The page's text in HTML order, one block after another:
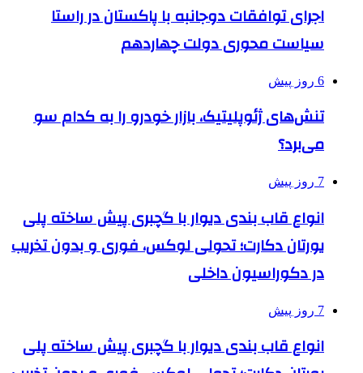
اجرای توافقات دوجانبه با پاکستان در راستا
سیاست محوری دولت چهاردهم
6 روز پیش
تنش‌های ژئوپلیتیک، بازار خودرو را به کدام سو
می‌برد؟
7 روز پیش
انواع قاب بندی دیوار با گچبری پیش ساخته پلی
یورتان دکارت؛ تحولی لوکس، فوری و بدون تخریب
در دکوراسیون داخلی
7 روز پیش
انواع قاب بندی دیوار با گچبری پیش ساخته پلی